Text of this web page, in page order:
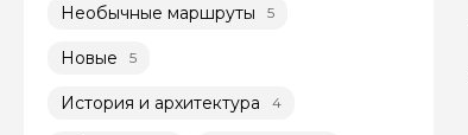
Необычные маршруты 5
Новые 5
История и архитектура 4